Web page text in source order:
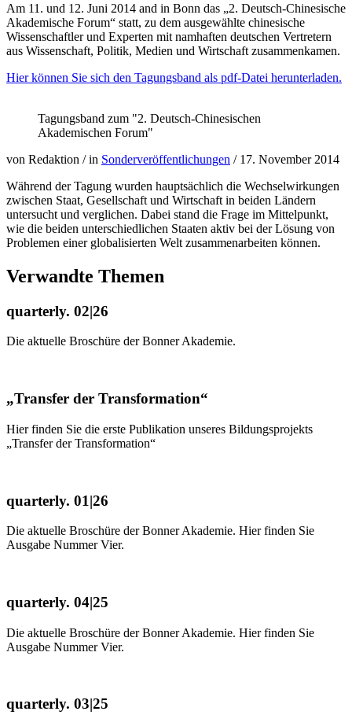
Am 11. und 12. Juni 2014 and in Bonn das „2. Deutsch-Chinesische
Akademische Forum“ statt, zu dem ausgewählte chinesische
Wissenschaftler und Experten mit namhaften deutschen Vertretern
aus Wissenschaft, Politik, Medien und Wirtschaft zusammenkamen.
Hier können Sie sich den Tagungsband als pdf-Datei herunterladen.
Tagungsband zum "2. Deutsch-Chinesischen
Akademischen Forum"
von Redaktion /in Sonderveröffentlichungen / 17. November 2014
Während der Tagung wurden hauptsächlich die Wechselwirkungen
zwischen Staat, Gesellschaft und Wirtschaft in beiden Ländern
untersucht und verglichen. Dabei stand die Frage im Mittelpunkt,
wie die beiden unterschiedlichen Staaten aktiv bei der Lösung von
Problemen einer globalisierten Welt zusammenarbeiten können.
Verwandte Themen
quarterly. 02|26
Die aktuelle Broschüre der Bonner Akademie.
„Transfer der Transformation“
Hier finden Sie die erste Publikation unseres Bildungsprojekts
„Transfer der Transformation“
quarterly. 01|26
Die aktuelle Broschüre der Bonner Akademie. Hier finden Sie
Ausgabe Nummer Vier.
quarterly. 04|25
Die aktuelle Broschüre der Bonner Akademie. Hier finden Sie
Ausgabe Nummer Vier.
quarterly. 03|25